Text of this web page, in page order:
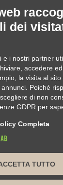
di un
legale e
operativa
| Tel. 0322 835816
dei
e i nostri partner
accedere
la visita al sito
Poiché
di non
GDPR per
Completa
TUTTO